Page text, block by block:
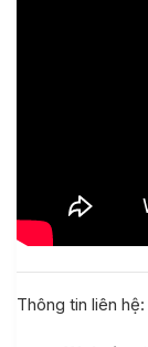
Thông tin liên hệ: